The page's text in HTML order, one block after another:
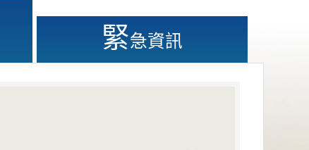
緊急資訊